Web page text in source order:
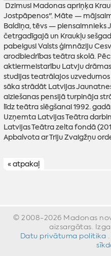
Dzimusi Madonas apriņķa
Jostpāpenos". Māte —
Baldiņa, tēvs — piensaimnieks
četrgadīgajā un Kraukļu
pabeigusi Valsts ģimnāziju
arodbiedrības teātra skolā.
aktiermeistarību Latvju
studijas teatrālajos
sāka strādāt Latvijas
aiziešanas pensijā turpināja
līdz teātra slēgšanai 1992.
Uzņemta Latvijas Teātra
Latvijas Teātra zelta fondā
Apbalvota ar Triju Zvaigžņu
« atpakaļ
© 2008-2026 Madonas
aizsargātas.
Datu privātuma politika ·